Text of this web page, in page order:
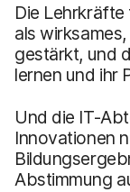
Die
als
gestärkt, und
lernen und ihr
Und die IT-
Innovationen
Abstimmung